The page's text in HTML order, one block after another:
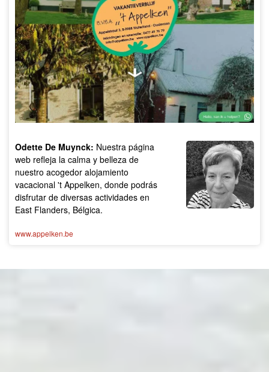
Odette De Muynck: Nuestra página
web refleja la calma y belleza de
nuestro acogedor alojamiento
vacacional 't Appelken, donde podrás
disfrutar de diversas actividades en
East Flanders, Bélgica.
www.appelken.be